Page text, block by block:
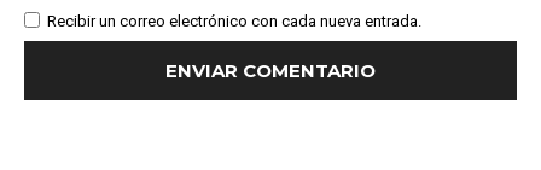
Recibir un correo electrónico con cada nueva entrada.